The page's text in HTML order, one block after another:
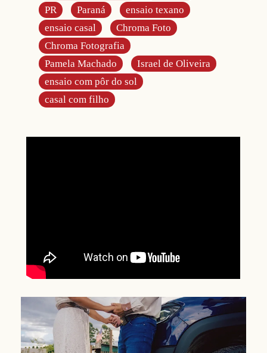
PR
Paraná
ensaio texano
ensaio casal
Chroma Foto
Chroma Fotografia
Pamela Machado
Israel de Oliveira
ensaio com pôr do sol
casal com filho